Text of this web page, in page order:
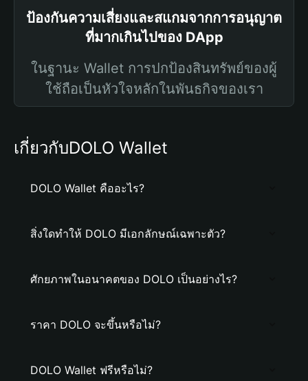
ป้องกันความเสี่ยงและสแกมจากการอนุญาต
ที่มากเกินไปของ DApp
ในฐานะ Wallet การปกป้องสินทรัพย์ของผู้
ใช้ถือเป็นหัวใจหลักในพันธกิจของเรา
เกี่ยวกับDOLO Wallet
DOLO Wallet คืออะไร?
สิ่งใดทำให้ DOLO มีเอกลักษณ์เฉพาะตัว?
ศักยภาพในอนาคตของ DOLO เป็นอย่างไร?
ราคา DOLO จะขึ้นหรือไม่?
DOLO Wallet ฟรีหรือไม่?